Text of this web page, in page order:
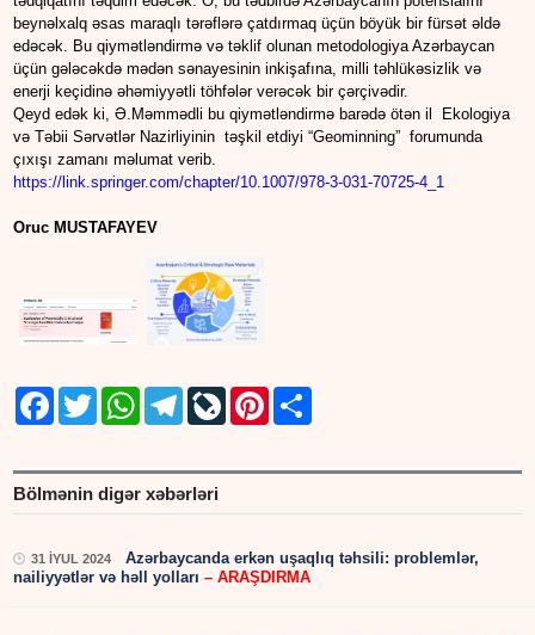
beynəlxalq əsas maraqlı tərəflərə çatdırmaq üçün böyük bir fürsət əldə
edəcək. Bu qiymətləndirmə və təklif olunan metodologiya Azərbaycan
üçün gələcəkdə mədən sənayesinin inkişafına, milli təhlükəsizlik və
enerji keçidinə əhəmiyyətli töhfələr verəcək bir çərçivədir.
Qeyd edək ki, Ə.Məmmədli bu qiymətləndirmə barədə ötən il Ekologiya
və Təbii Sərvətlər Nazirliyinin təşkil etdiyi “Geominning” forumunda
çıxışı zamanı məlumat verib.
https://link.springer.com/chapter/10.1007/978-3-031-70725-4_1
Oruc MUSTAFAYEV
FacebookTwitter WhatsAppTelegramLiveJournal
Pinterest
Bölmənin digər xəbərləri
31 İYUL 2024
Azərbaycanda erkən uşaqlıq təhsili: problemlər,
nailiyyətlər və həll yolları– ARAŞDIRMA